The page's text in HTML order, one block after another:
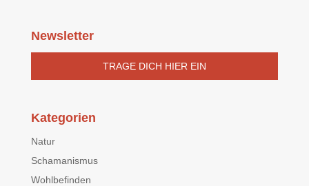
Newsletter
TRAGE DICH HIER EIN
Kategorien
Natur
Schamanismus
Wohlbefinden